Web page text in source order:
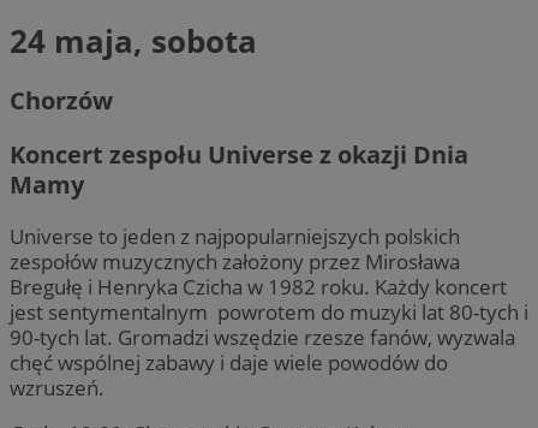
24 maja, sobota
Chorzów
Koncert zespołu Universe z okazji Dnia
Mamy
Universe to jeden z najpopularniejszych polskich
zespołów muzycznych założony przez Mirosława
Bregułę i Henryka Czicha w 1982 roku. Każdy koncert
jest sentymentalnym powrotem do muzyki lat 80-tych i
90-tych lat. Gromadzi wszędzie rzesze fanów, wyzwala
chęć wspólnej zabawy i daje wiele powodów do
wzruszeń.